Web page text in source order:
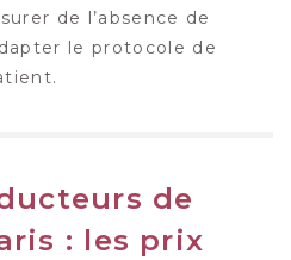
de l’absence de
le protocole de
de
: les prix